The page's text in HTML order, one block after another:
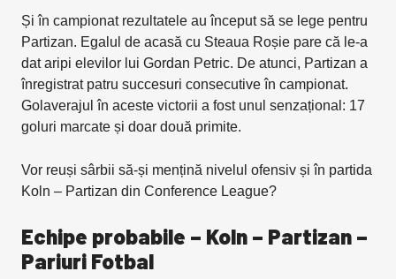
Și în campionat rezultatele au început să se lege pentru
Partizan. Egalul de acasă cu Steaua Roșie pare că le-a
dat aripi elevilor lui Gordan Petric. De atunci, Partizan a
înregistrat patru succesuri consecutive în campionat.
Golaverajul în aceste victorii a fost unul senzațional: 17
goluri marcate și doar două primite.
Vor reuși sârbii să-și mențină nivelul ofensiv și în partida
Koln – Partizan din Conference League?
Echipe probabile – Koln – Partizan –
Pariuri Fotbal